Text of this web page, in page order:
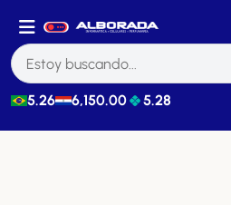
5.26 6,150.00 5.28